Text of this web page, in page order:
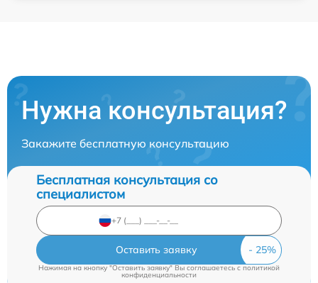
Нужна консультация?
Закажите бесплатную консультацию
Бесплатная консультация со
специалистом
Оставить заявку
Нажимая на кнопку "Оставить заявку" Вы соглашаетесь cполитикой
конфиденциальности